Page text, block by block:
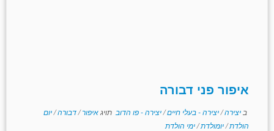
איפור פני דבורה
ב יצירה/יצירה - בעלי חיים/יצירה - פו הדוב תויגאיפור/דבורה/יום
הולדת/יומולדת/ימי הולדת